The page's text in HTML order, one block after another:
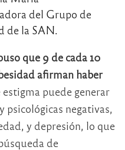
del Grupo de
de la SAN.
que 9 de cada 10
afirman haber
estigma puede generar
psicológicas negativas,
y depresión, lo que
de